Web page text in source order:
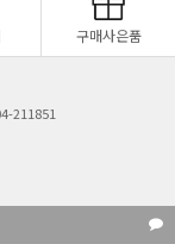
구매사은품
211851